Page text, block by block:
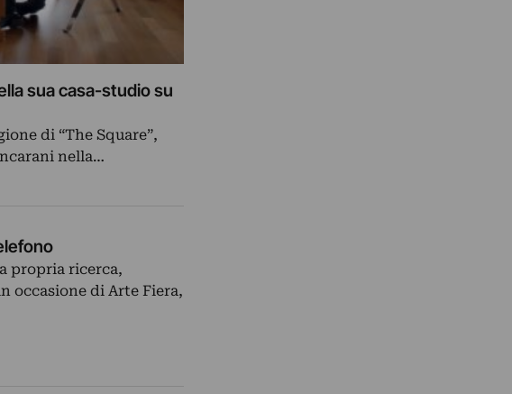
sua casa-studio su
di “The Square”,
nella…
propria ricerca,
occasione di Arte Fiera,